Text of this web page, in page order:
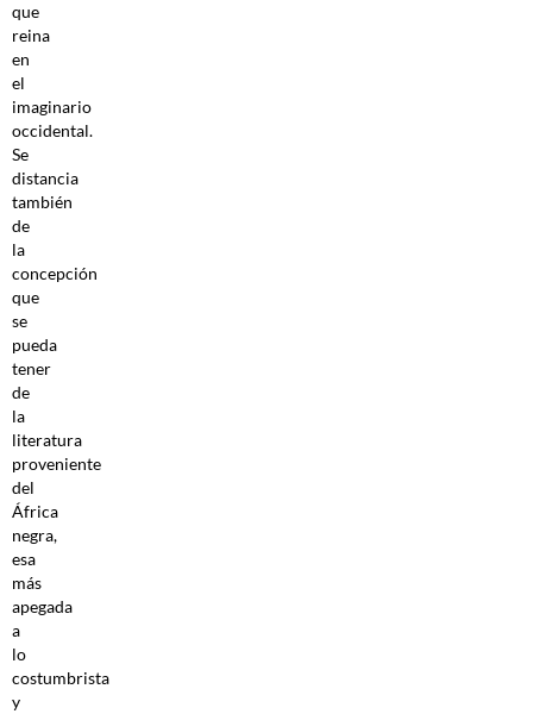
que
reina
en
el
imaginario
occidental.
Se
distancia
también
de
la
concepción
que
se
pueda
tener
de
la
literatura
proveniente
del
África
negra,
esa
más
apegada
a
lo
costumbrista
y